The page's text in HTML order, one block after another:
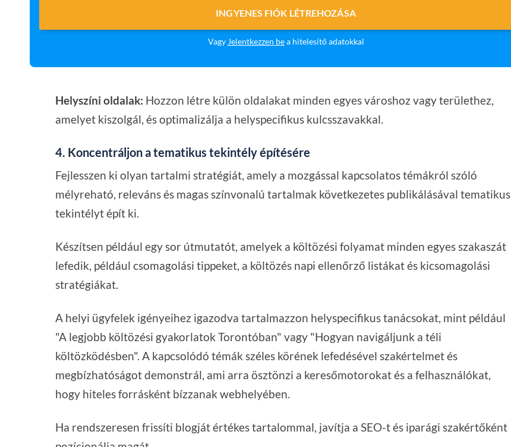
INGYENES FIÓK LÉTREHOZÁSA
Vagy Jelentkezzen bea hitelesítő adatokkal
Helyszíni oldalak: Hozzon létre külön oldalakat minden egyes városhoz vagy területhez,
amelyet kiszolgál, és optimalizálja a helyspecifikus kulcsszavakkal.
4. Koncentráljon a tematikus tekintély építésére
Fejlesszen ki olyan tartalmi stratégiát, amely a mozgással kapcsolatos témákról szóló
mélyreható, releváns és magas színvonalú tartalmak következetes publikálásával tematikus
tekintélyt épít ki.
Készítsen például egy sor útmutatót, amelyek a költözési folyamat minden egyes szakaszát
lefedik, például csomagolási tippeket, a költözés napi ellenőrző listákat és kicsomagolási
stratégiákat.
A helyi ügyfelek igényeihez igazodva tartalmazzon helyspecifikus tanácsokat, mint például
"A legjobb költözési gyakorlatok Torontóban" vagy "Hogyan navigáljunk a téli
költözködésben". A kapcsolódó témák széles körének lefedésével szakértelmet és
megbízhatóságot demonstrál, ami arra ösztönzi a keresőmotorokat és a felhasználókat,
hogy hiteles forrásként bízzanak webhelyében.
Ha rendszeresen frissíti blogját értékes tartalommal, javítja a SEO-t és iparági szakértőként